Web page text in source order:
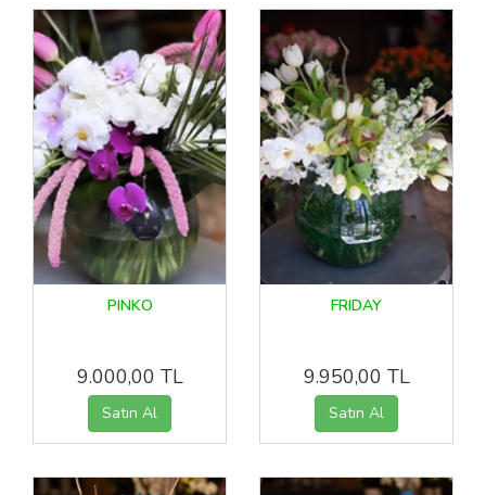
PINKO
9.000,00 TL
FRIDAY
9.950,00 TL